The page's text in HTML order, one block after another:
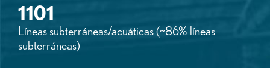
1101
Líneas subterráneas/acuáticas (~86% líneas
subterráneas)